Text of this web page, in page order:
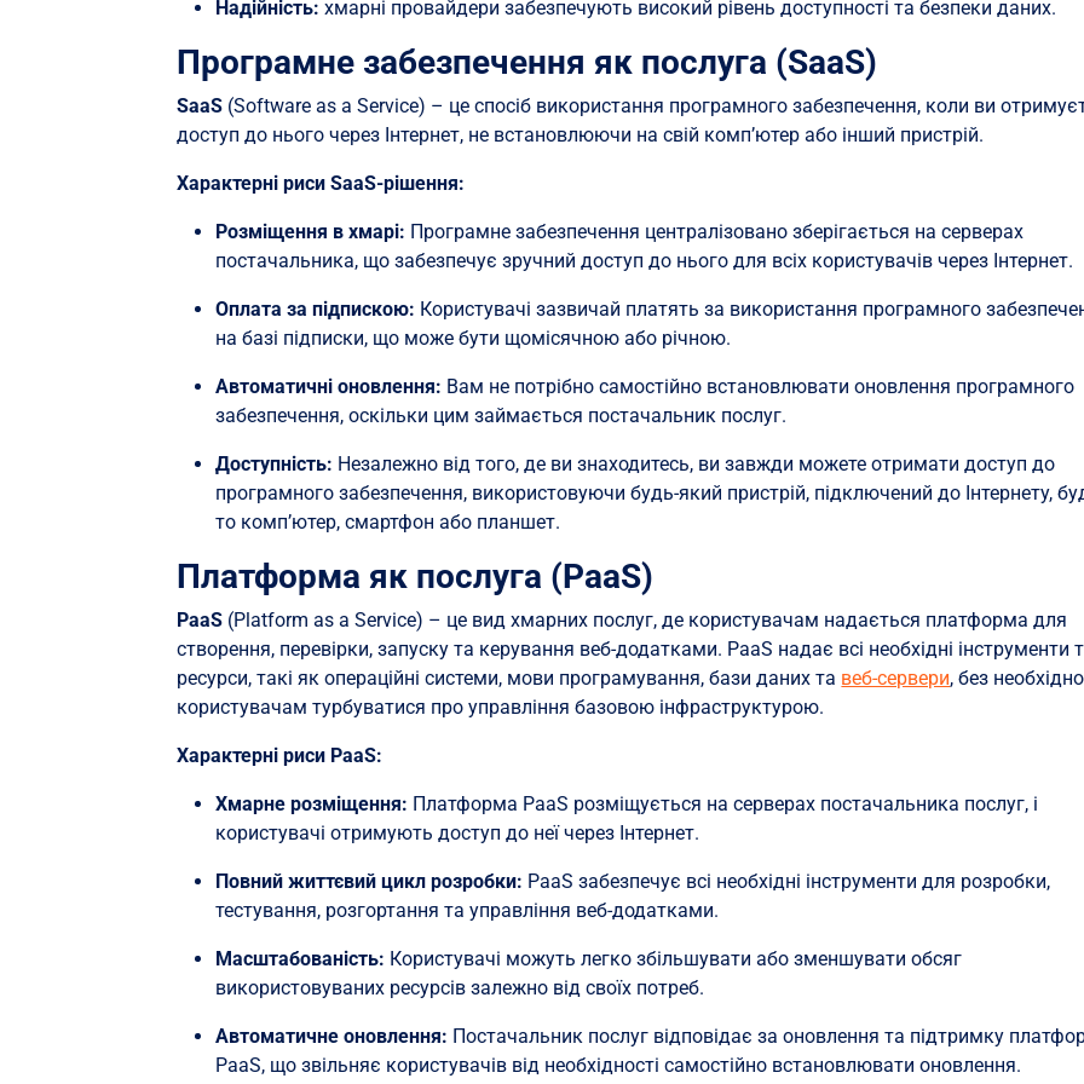
Надійність: хмарні провайдери забезпечують високий рівень доступності та безпеки даних.
Програмне забезпечення як послуга (SaaS)
SaaS (Software as a Service) – це спосіб використання програмного забезпечення, коли ви
доступ до нього через Інтернет, не встановлюючи на свій комп’ютер або інший пристрій.
Характерні риси SaaS-рішення:
Розміщення в хмарі: Програмне забезпечення централізовано зберігається на серверах
постачальника, що забезпечує зручний доступ до нього для всіх користувачів через Інтернет.
Оплата за підпискою: Користувачі зазвичай платять за використання програмного
на базі підписки, що може бути щомісячною або річною.
Автоматичні оновлення: Вам не потрібно самостійно встановлювати оновлення програмного
забезпечення, оскільки цим займається постачальник послуг.
Доступність: Незалежно від того, де ви знаходитесь, ви завжди можете отримати доступ до
програмного забезпечення, використовуючи будь-який пристрій, підключений до Інтернету,
то комп’ютер, смартфон або планшет.
Платформа як послуга (PaaS)
PaaS (Platform as a Service) – це вид хмарних послуг, де користувачам надається платформа для
створення, перевірки, запуску та керування веб-додатками. PaaS надає всі необхідні інструменти
ресурси, такі як операційні системи, мови програмування, бази даних та веб-сервери, без
користувачам турбуватися про управління базовою інфраструктурою.
Характерні риси PaaS:
Хмарне розміщення: Платформа PaaS розміщується на серверах постачальника послуг, і
користувачі отримують доступ до неї через Інтернет.
Повний життєвий цикл розробки: PaaS забезпечує всі необхідні інструменти для розробки,
тестування, розгортання та управління веб-додатками.
Масштабованість: Користувачі можуть легко збільшувати або зменшувати обсяг
використовуваних ресурсів залежно від своїх потреб.
Автоматичне оновлення: Постачальник послуг відповідає за оновлення та підтримку
PaaS, що звільняє користувачів від необхідності самостійно встановлювати оновлення.